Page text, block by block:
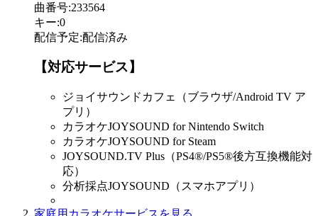
曲番号:233564
キー:0
配信予定:配信済み
【対応サービス】
ジョイサウンドカフェ（ブラウザ/Android TV ア
プリ）
カラオケJOYSOUND for Nintendo Switch
カラオケJOYSOUND for Steam
JOYSOUND.TV Plus（PS4®/PS5®後方互換機能対
応）
分析採点JOYSOUND（スマホアプリ）